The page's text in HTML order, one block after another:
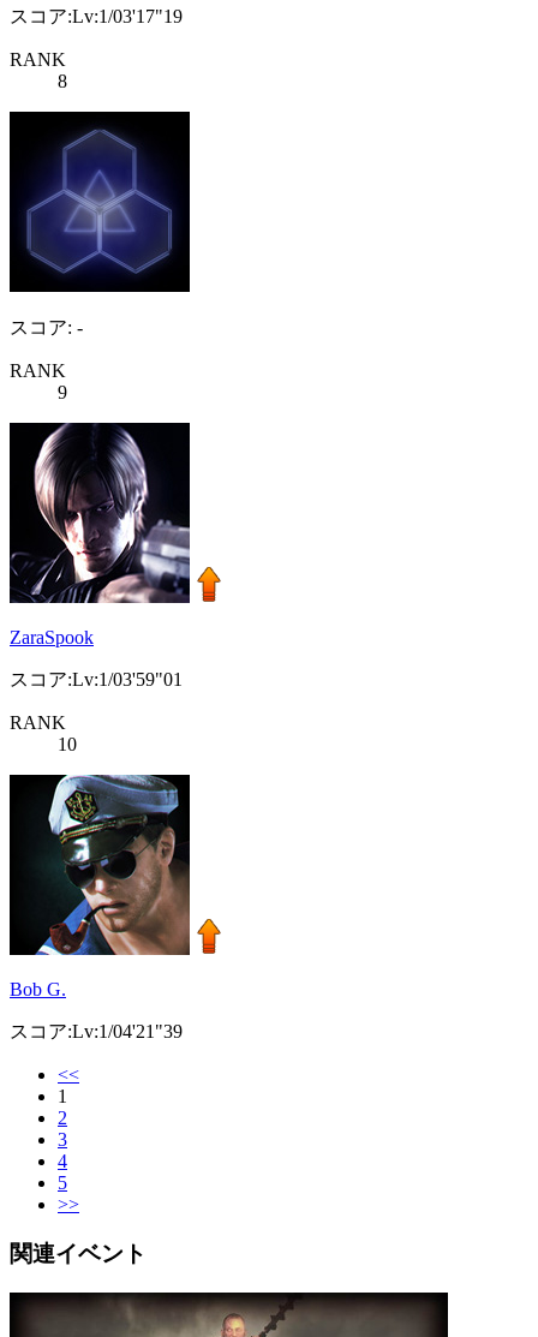
スコア:Lv:1/03'17"19
RANK
8
スコア: -
RANK
9
ZaraSpook
スコア:Lv:1/03'59"01
RANK
10
Bob G.
スコア:Lv:1/04'21"39
<<
1
2
3
4
5
>>
関連イベント